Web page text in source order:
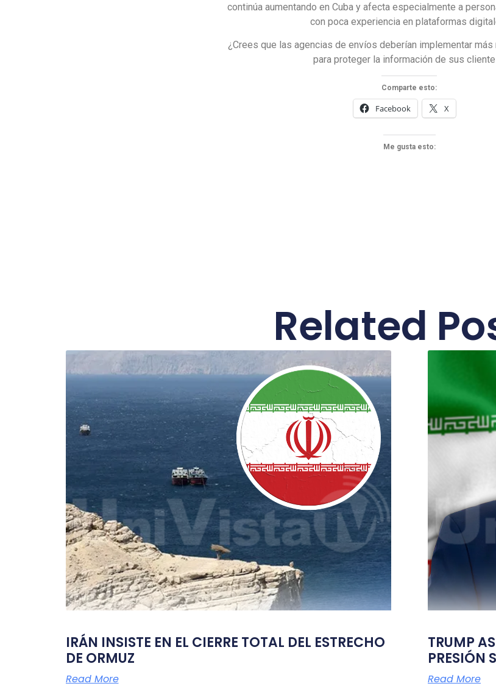
continúa aumentando en Cuba y afecta especialmente a
con poca experiencia en plataformas
¿Crees que las agencias de envíos deberían implementar
para proteger la información de sus
Comparte esto:
Facebook X
Me gusta esto:
Related
IRÁN INSISTE EN EL CIERRE TOTAL DEL ESTRECHO
DE ORMUZ
Read More
TRUMP
PRESIÓN
Read More